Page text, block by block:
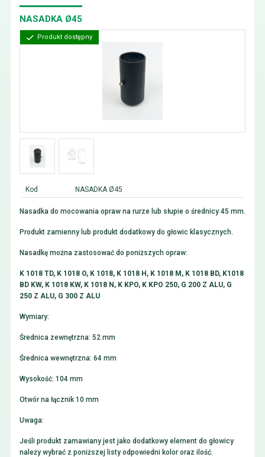
NASADKA Ø45
Produkt dostępny
Kod NASADKA Ø45
Nasadka do mocowania opraw na rurze lub słupie o średnicy 45 mm.
Produkt zamienny lub produkt dodatkowy do głowic klasycznych.
Nasadkę można zastosować do poniższych opraw:
K 1018 TD, K 1018 O, K 1018, K 1018 H, K 1018 M, K 1018 BD, K1018
BD KW, K 1018 KW, K 1018 N, K KPO, K KPO 250, G 200 Z ALU, G
250 Z ALU, G 300 Z ALU
Wymiary:
Średnica zewnętrzna: 52 mm
Średnica wewnętrzna: 64 mm
Wysokość: 104 mm
Otwór na łącznik 10 mm
Uwaga:
Jeśli produkt zamawiany jest jako dodatkowy element do głowicy
należy wybrać z poniższej listy odpowiedni kolor oraz ilość.